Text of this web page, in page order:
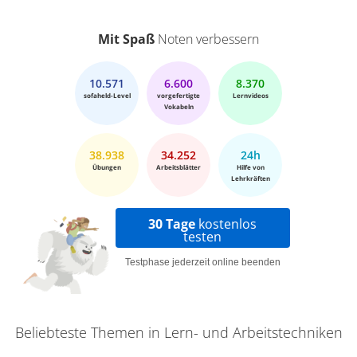
Mit Spaß Noten verbessern
10.571
sofaheld-Level
6.600
vorgefertigte
Vokabeln
8.370
Lernvideos
38.938
Übungen
34.252
Arbeitsblätter
24h
Hilfe von
Lehrkräften
30 Tage kostenlos
testen
Testphase jederzeit online beenden
Beliebteste Themen in Lern- und Arbeitstechniken